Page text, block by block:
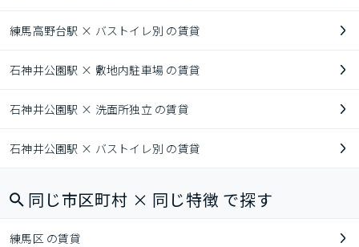
練馬高野台駅 × バストイレ別 の賃貸
石神井公園駅 × 敷地内駐車場 の賃貸
石神井公園駅 × 洗面所独立 の賃貸
石神井公園駅 × バストイレ別 の賃貸
同じ市区町村 × 同じ特徴 で探す
練馬区 の賃貸